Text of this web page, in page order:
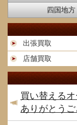
四国地方
出張買取
店舗買取
買い替える
ありがとうご